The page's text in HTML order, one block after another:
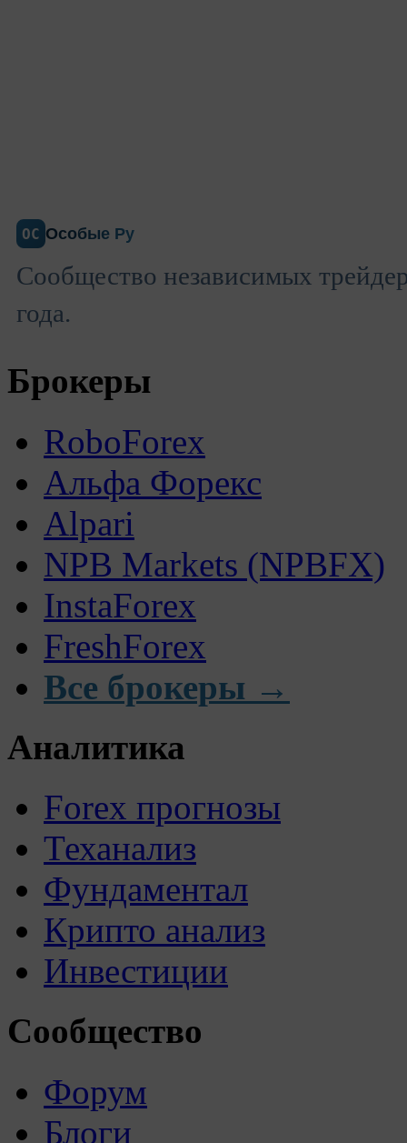
ОС Особые Ру
Сообщество независимых
года.
Брокеры
RoboForex
Альфа Форекс
Alpari
NPB Markets (NPBFX)
InstaForex
FreshForex
Все брокеры →
Аналитика
Forex прогнозы
Теханализ
Фундаментал
Крипто анализ
Инвестиции
Сообщество
Форум
Блоги